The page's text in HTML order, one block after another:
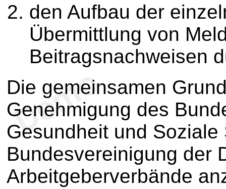
den Aufbau der
Übermittlung von
Beitragsnachweisen
Die gemeinsamen
Genehmigung des
Gesundheit und
Bundesvereinigung der
Arbeitgeberverbände